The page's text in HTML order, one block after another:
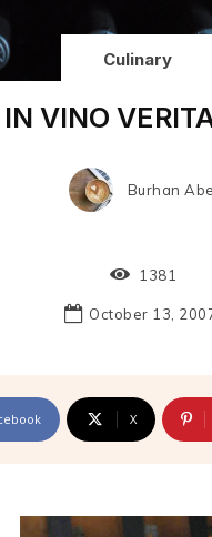
Culinary
IN VINO
Burhan Abe
1381
October 13,
X